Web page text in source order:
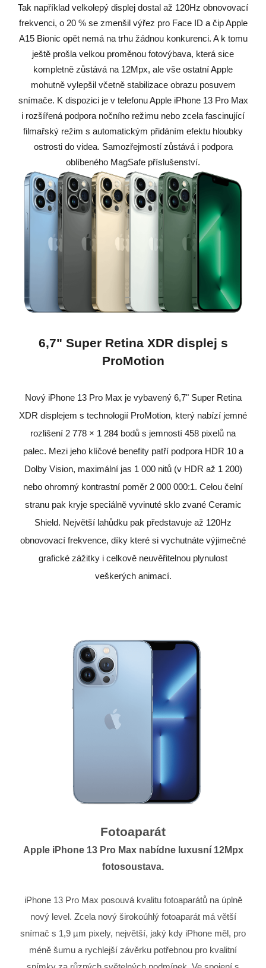
Tak například velkolepý displej dostal až 120Hz obnovovací
frekvenci, o 20 % se zmenšil výřez pro Face ID a čip Apple
A15 Bionic opět nemá na trhu žádnou konkurenci. A k tomu
ještě prošla velkou proměnou fotovýbava, která sice
kompletně zůstává na 12Mpx, ale vše ostatní Apple
mohutně vylepšil včetně stabilizace obrazu posuvem
snímače. K dispozici je v telefonu Apple iPhone 13 Pro Max
i rozšířená podpora nočního režimu nebo zcela fascinující
filmařský režim s automatickým přidáním efektu hloubky
ostrosti do videa. Samozřejmostí zůstává i podpora
oblíbeného MagSafe příslušenství.
6,7" Super Retina XDR displej s
ProMotion
Nový iPhone 13 Pro Max je vybavený 6,7" Super Retina
XDR displejem s technologií ProMotion, který nabízí jemné
rozlišení 2 778 × 1 284 bodů s jemností 458 pixelů na
palec. Mezi jeho klíčové benefity patří podpora HDR 10 a
Dolby Vision, maximální jas 1 000 nitů (v HDR až 1 200)
nebo ohromný kontrastní poměr 2 000 000:1. Celou čelní
stranu pak kryje speciálně vyvinuté sklo zvané Ceramic
Shield. Největší lahůdku pak představuje až 120Hz
obnovovací frekvence, díky které si vychutnáte výjimečné
grafické zážitky i celkově neuvěřitelnou plynulost
veškerých animací.
Fotoaparát
Apple iPhone 13 Pro Max nabídne luxusní 12Mpx
fotosoustava.
iPhone 13 Pro Max posouvá kvalitu fotoaparátů na úplně
nový level. Zcela nový širokoúhlý fotoaparát má větší
snímač s 1,9 µm pixely, největší, jaký kdy iPhone měl, pro
méně šumu a rychlejší závěrku potřebnou pro kvalitní